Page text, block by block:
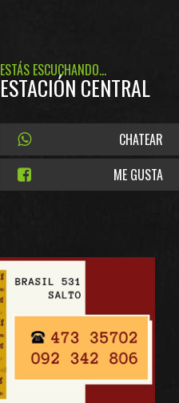
ESTÁS ESCUCHANDO...
ESTACIÓN CENTRAL
CHATEAR
ME GUSTA